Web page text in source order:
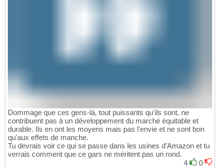
Dommage que ces gens-là, tout puissants qu'ils sont, ne
contribuent pas à un développement du marché équitable et
durable. Ils en ont les moyens mais pas l'envie et ne sont bon
qu'aux effets de manche.
Tu devrais voir ce qui se passe dans les usines d'Amazon et tu
verrais comment que ce gars ne méritent pas un rond.
4
0